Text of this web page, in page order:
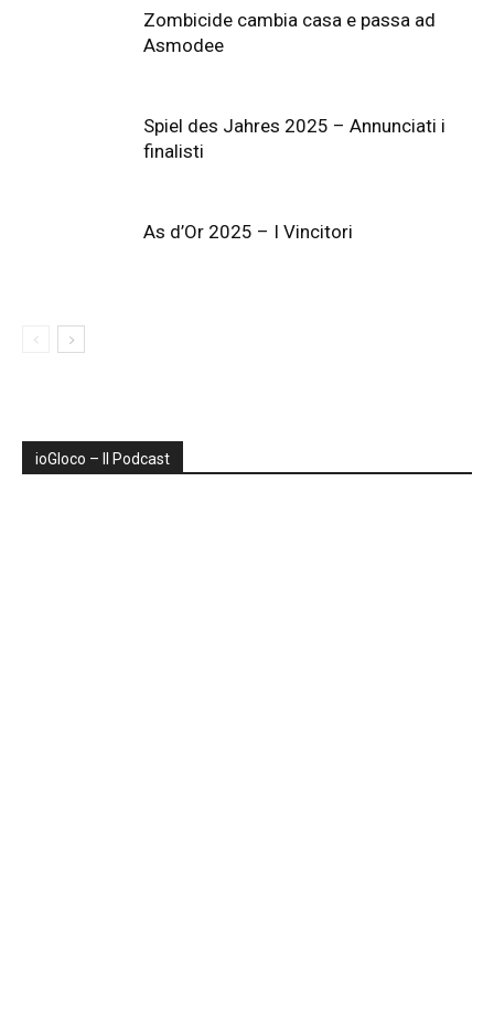
Zombicide cambia casa e passa ad
Asmodee
Spiel des Jahres 2025 – Annunciati i
finalisti
As d’Or 2025 – I Vincitori
ioGIoco – Il Podcast